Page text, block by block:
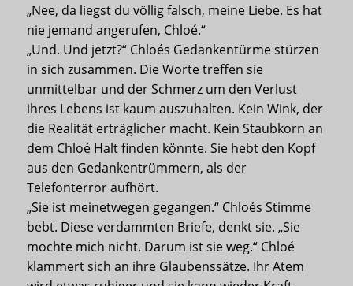
„Nee, da liegst du völlig falsch, meine Liebe. Es hat
nie jemand angerufen, Chloé.“
„Und. Und jetzt?“ Chloés Gedankentürme stürzen
in sich zusammen. Die Worte treffen sie
unmittelbar und der Schmerz um den Verlust
ihres Lebens ist kaum auszuhalten. Kein Wink, der
die Realität erträglicher macht. Kein Staubkorn an
dem Chloé Halt finden könnte. Sie hebt den Kopf
aus den Gedankentrümmern, als der
Telefonterror aufhört.
„Sie ist meinetwegen gegangen.“ Chloés Stimme
bebt. Diese verdammten Briefe, denkt sie. „Sie
mochte mich nicht. Darum ist sie weg.“ Chloé
klammert sich an ihre Glaubenssätze. Ihr Atem